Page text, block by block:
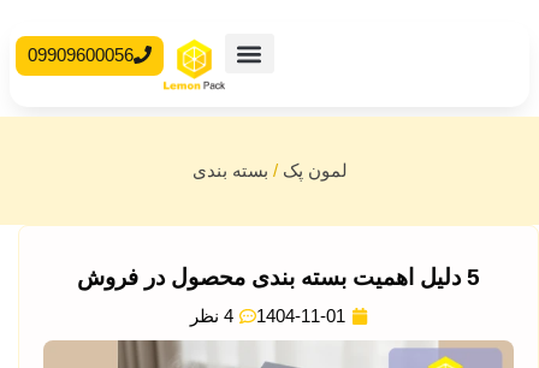
09909600056
لمون پک / بسته بندی
5 دلیل اهمیت بسته بندی محصول در فروش
1404-11-01 4 نظر